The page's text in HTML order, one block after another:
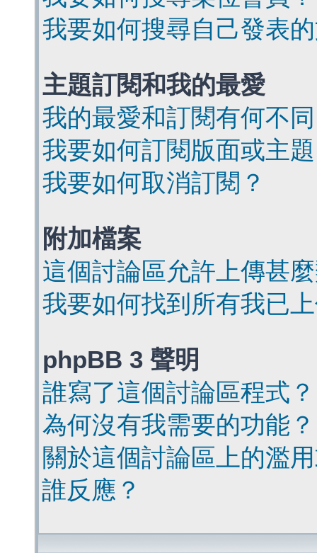
我要如何搜尋自己發表
主題訂閱和我的最愛
我的最愛和訂閱有何不
我要如何訂閱版面或主
我要如何取消訂閱？
附加檔案
這個討論區允許上傳甚
我要如何找到所有我已
phpBB 3 聲明
誰寫了這個討論區程式？
為何沒有我需要的功能？
關於這個討論區上的濫
誰反應？